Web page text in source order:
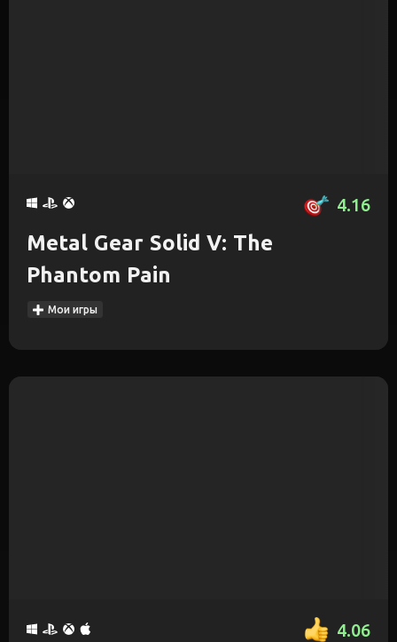
4.16
Metal Gear Solid V: The
Phantom Pain
Мои игры
4.06